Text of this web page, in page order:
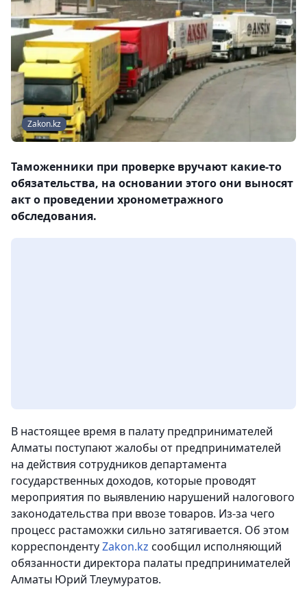
Zakon.kz
Таможенники при проверке вручают какие-то
обязательства, на основании этого они выносят
акт о проведении хронометражного
обследования.
В настоящее время в палату предпринимателей
Алматы поступают жалобы от предпринимателей
на действия сотрудников департамента
государственных доходов, которые проводят
мероприятия по выявлению нарушений налогового
законодательства при ввозе товаров. Из-за чего
процесс растаможки сильно затягивается. Об этом
корреспондентуZakon.kz сообщил исполняющий
обязанности директора палаты предпринимателей
Алматы Юрий Тлеумуратов.